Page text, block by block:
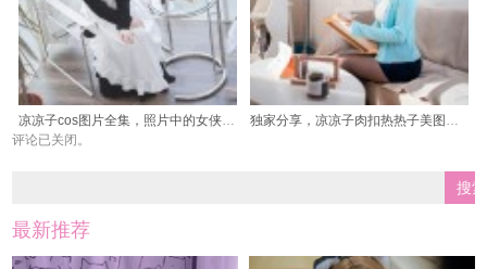
评论已关闭。
最新推荐